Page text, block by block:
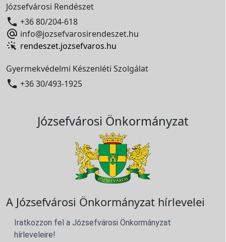
Józsefvárosi Rendészet
 +36 80/204-618
 info@jozsefvarosirendeszet.hu
rendeszet.jozsefvaros.hu
Gyermekvédelmi Készenléti Szolgálat
 +36 30/493-1925
Józsefvárosi Önkormányzat
A Józsefvárosi Önkormányzat hírlevelei
Iratkozzon fel a Józsefvárosi Önkormányzat
hírleveleire!